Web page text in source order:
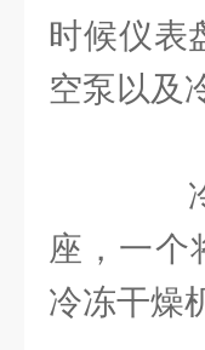
时候仪表
空泵以及
冷
座，一个
冷冻干燥